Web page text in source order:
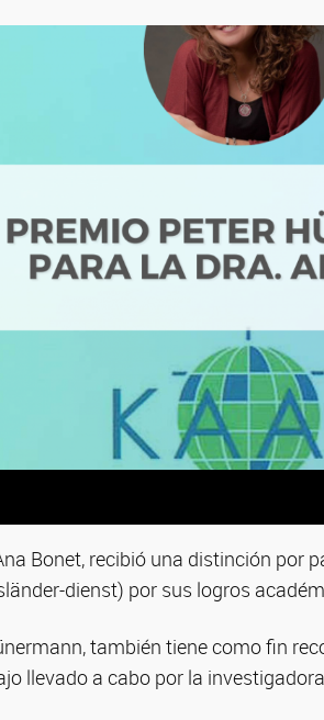
Bonet, recibió una distinción por
dienst) por sus logros
también tiene como fin
llevado a cabo por la